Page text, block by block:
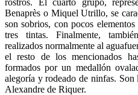
Benaprès o Miquel Utrillo, se
son sobrios, con pocos
tres tintas. Finalmente,
realizados normalmente al
el resto de los mencionados
formados por un medallón
alegoría y rodeado de ninfas.
Alexandre de Riquer.